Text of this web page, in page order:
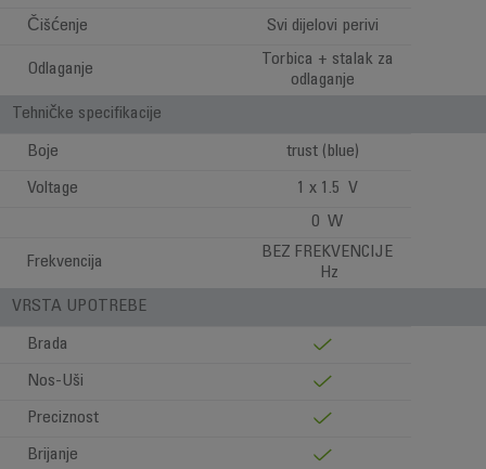
Čišćenje Svi dijelovi perivi
Odlaganje
Torbica + stalak za
odlaganje
Tehničke specifikacije
Boje trust (blue)
Voltage
1 x 1.5 V
0 W
Frekvencija
BEZ FREKVENCIJE
Hz
VRSTA UPOTREBE
Brada
Nos-Uši
Preciznost
Brijanje